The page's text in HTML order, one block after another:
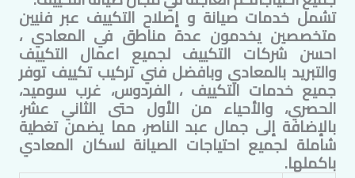
تشمل خدمات صيانة و إصلاح التكييف عبر فنيين
متخصصين يخدمون عدة مناطق في المعادي،
احسن شركات التكييف لجميع اعمال التكييف
والتبريد بالمعادي وبافضل فني تركيب تكييف توفر
جميع خدمات التكييف ، الفردوس، غرب سوميد،
الحصري، والأحياء من الأول حتى الثاني عشر،
بالإضافة إلى جمال عبد الناصر، مما يضمن تغطية
شاملة لجميع احتياجات الصيانة لسكان المعادي
باكملها.